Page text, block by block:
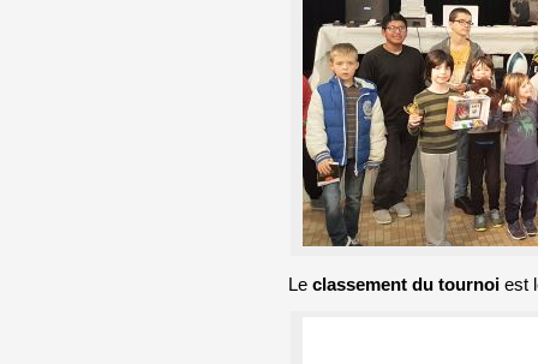
Le classement du tournoi est